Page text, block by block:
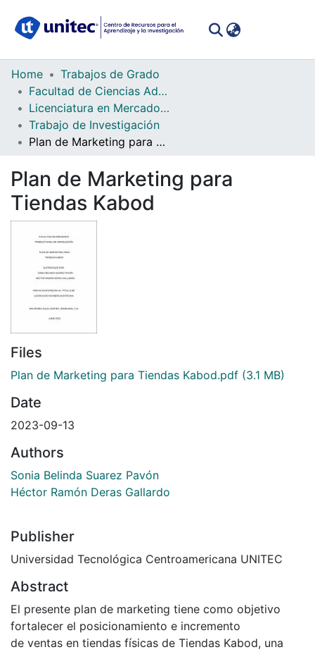
Communities
Collections
All of DSpace
Statistics
Home
Trabajos de Grado
Facultad de Ciencias Administrativas y Sociales
Licenciatura en Mercadotecnia
Trabajo de Investigación
Plan de Marketing para Tiendas Kabod
Plan de Marketing para
Tiendas Kabod
Files
Plan de Marketing para Tiendas Kabod.pdf (3.1 MB)
Date
2023-09-13
Authors
Sonia Belinda Suarez Pavón
Héctor Ramón Deras Gallardo
Publisher
Universidad Tecnológica Centroamericana UNITEC
Abstract
El presente plan de marketing tiene como objetivo
fortalecer el posicionamiento e incremento
de ventas en tiendas físicas de Tiendas Kabod, una